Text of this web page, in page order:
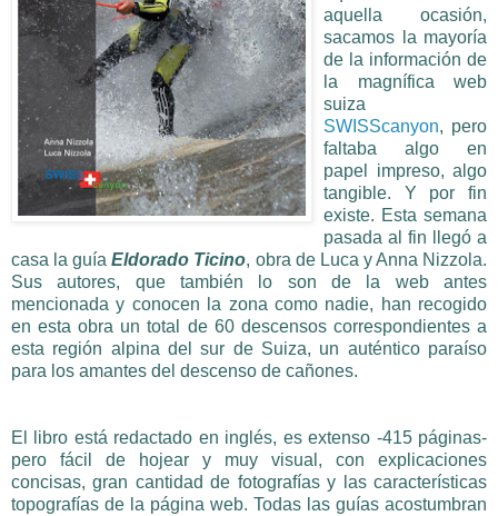
aquella ocasión,
sacamos la mayoría
de la información de
la magnífica web
suiza
SWISScanyon, pero
faltaba algo en
papel impreso, algo
tangible. Y por fin
existe. Esta semana
pasada al fin llegó a
casa la guíaEldorado Ticino, obra de Luca y Anna Nizzola.
Sus autores, que también lo son de la web antes
mencionada y conocen la zona como nadie, han recogido
en esta obra un total de 60 descensos correspondientes a
esta región alpina del sur de Suiza, un auténtico paraíso
para los amantes del descenso de cañones.
El libro está redactado en inglés, es extenso -415 páginas-
pero fácil de hojear y muy visual, con explicaciones
concisas, gran cantidad de fotografías y las características
topografías de la página web. Todas las guías acostumbran